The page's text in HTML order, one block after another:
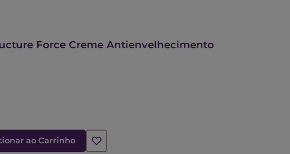
Force Creme Antienvelhecimento
ao Carrinho